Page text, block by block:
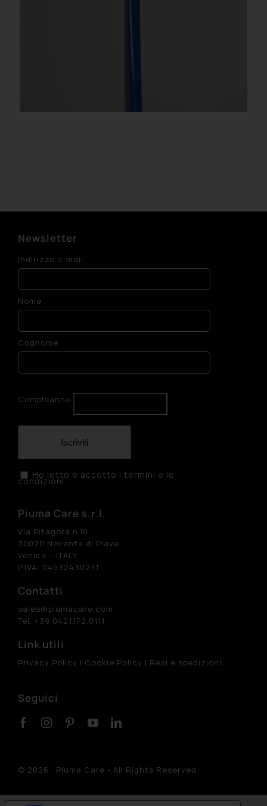
Newsletter
Indirizzo e-mail
Nome
Cognome
Compleanno
Iscriviti
Ho letto e accetto i termini e le
condizioni
Piuma Care s.r.l.
Via Pitagora n.10
30020 Noventa di Piave
Venice – ITALY
P.IVA: 04532430271
Contatti
sales@piumacare.com
Tel. +39 0421.172.0111
Link utili
Privacy Policy | Cookie Policy | Resi e spedizioni
Seguici
© 2026 Piuma Care - All Rights Reserved